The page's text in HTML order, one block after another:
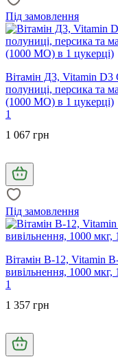
Під замовлення
Вітамін Д3, Vitamin D3
полуниці, персика та
(1000 МО) в 1 цукерці)
1
1 067 грн
Під замовлення
Вітамін В-12, Vitamin
вивільнення, 1000 мкг,
1
1 357 грн